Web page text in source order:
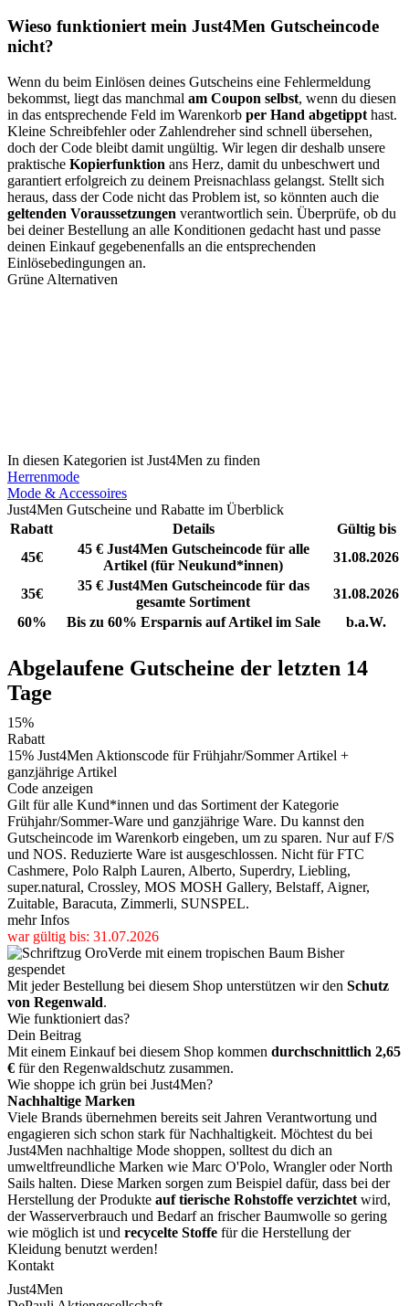
Wieso funktioniert mein Just4Men Gutscheincode
nicht?
Wenn du beim Einlösen deines Gutscheins eine Fehlermeldung
bekommst, liegt das manchmal am Coupon selbst, wenn du diesen
in das entsprechende Feld im Warenkorb per Hand abgetippt hast.
Kleine Schreibfehler oder Zahlendreher sind schnell übersehen,
doch der Code bleibt damit ungültig. Wir legen dir deshalb unsere
praktische Kopierfunktion ans Herz, damit du unbeschwert und
garantiert erfolgreich zu deinem Preisnachlass gelangst. Stellt sich
heraus, dass der Code nicht das Problem ist, so könnten auch die
geltenden Voraussetzungen verantwortlich sein. Überprüfe, ob du
bei deiner Bestellung an alle Konditionen gedacht hast und passe
deinen Einkauf gegebenenfalls an die entsprechenden
Einlösebedingungen an.
Grüne Alternativen
In diesen Kategorien ist Just4Men zu finden
Herrenmode
Mode & Accessoires
Just4Men Gutscheine und Rabatte im Überblick
Rabatt
Details
Gültig bis
45€
45 € Just4Men Gutscheincode für alle
Artikel (für Neukund*innen)
31.08.2026
35€
35 € Just4Men Gutscheincode für das
gesamte Sortiment
31.08.2026
60%
Bis zu 60% Ersparnis auf Artikel im Sale b.a.W.
Abgelaufene Gutscheine der letzten 14
Tage
15%
Rabatt
15% Just4Men Aktionscode für Frühjahr/Sommer Artikel +
ganzjährige Artikel
Code anzeigen
Gilt für alle Kund*innen und das Sortiment der Kategorie
Frühjahr/Sommer-Ware und ganzjährige Ware. Du kannst den
Gutscheincode im Warenkorb eingeben, um zu sparen. Nur auf F/S
und NOS. Reduzierte Ware ist ausgeschlossen. Nicht für FTC
Cashmere, Polo Ralph Lauren, Alberto, Superdry, Liebling,
super.natural, Crossley, MOS MOSH Gallery, Belstaff, Aigner,
Zuitable, Baracuta, Zimmerli, SUNSPEL.
mehr Infos
war gültig bis: 31.07.2026
Bisher
gespendet
Mit jeder Bestellung bei diesem Shop unterstützen wir den Schutz
von Regenwald.
Wie funktioniert das?
Dein Beitrag
Mit einem Einkauf bei diesem Shop kommen durchschnittlich 2,65
€ für den Regenwaldschutz zusammen.
Wie shoppe ich grün bei Just4Men?
Nachhaltige Marken
Viele Brands übernehmen bereits seit Jahren Verantwortung und
engagieren sich schon stark für Nachhaltigkeit. Möchtest du bei
Just4Men nachhaltige Mode shoppen, solltest du dich an
umweltfreundliche Marken wie Marc O'Polo, Wrangler oder North
Sails halten. Diese Marken sorgen zum Beispiel dafür, dass bei der
Herstellung der Produkte auf tierische Rohstoffe verzichtet wird,
der Wasserverbrauch und Bedarf an frischer Baumwolle so gering
wie möglich ist und recycelte Stoffe für die Herstellung der
Kleidung benutzt werden!
Kontakt
Just4Men